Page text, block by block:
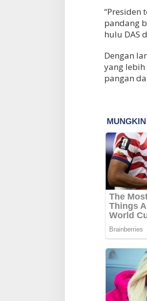
“Presiden
pandang
hulu DAS
Dengan
yang lebih
pangan